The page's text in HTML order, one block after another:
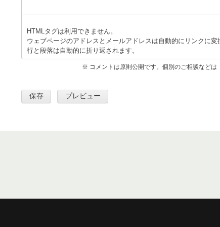
HTMLタグは利用できません。
ウェブページのアドレスとメールアドレスは自動的にリンクに変
行と段落は自動的に折り返されます。
※ コメントは原則公開です。個別のご相談などは